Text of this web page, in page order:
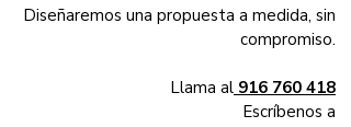
Diseñaremos una propuesta a medida, sin
compromiso.
Llama al 916 760 418
Escríbenos a